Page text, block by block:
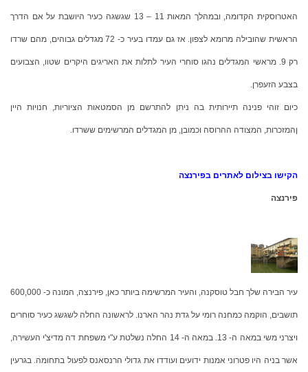
האטרוסקית הקדומה, ובמהלך המאות 11 – 13 שגשגה כעיר היושבת על אם הדרך
הראשית שהובילה מרומא לצפון. אז גם עמדו בעיר כ- 72 מגדלים גבוהים, מהם שרדו
רק 9. מראשי המגדלים נהגו סוחרי העיר לתלות את האריגים היקרים שטוו, הצבועים
בצבע הזעפרן.
כיום זוהי פנינה תיירותית בה ניתן להתרשם מן הסמטאות הציוריות, חנויות היין
ןהמזכרות, המצודה ההרוסה וכמובן, מן המגדלים המרשימים ששרדו.
הקישו בצילום לאתרים בפירנצה
פירנצה
עיר הבירה שלך חבל טוסקנה, והעיר המרשימה ביותר כאן, פירנצה, המונה כ- 600,000
תושבים, הוקמה כמחנה רומי על גדת נהר הארנו. לראשונה החלה לשגשג כעיר סוחרים
ויצרני משי במאה ה- 13. במאה ה- 14 החלה נשלטת ע"י משפחת דה מדיצ'י העשירה,
אשר בניה היו פטרוני אמנות ידועים ועודדו את גדולי הרנסאנס לפעול בתחומה. בגרעין